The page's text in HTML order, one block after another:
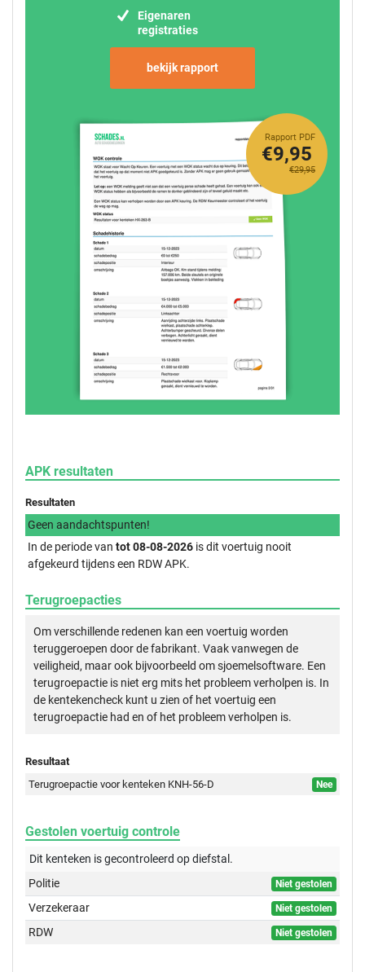
Eigenaren
registraties
bekijk rapport
Rapport PDF
€29,95
€9,95
APK resultaten
Resultaten
Geen aandachtspunten!
In de periode van tot 08-08-2026 is dit voertuig nooit
afgekeurd tijdens een RDW APK.
Terugroepacties
Om verschillende redenen kan een voertuig worden
teruggeroepen door de fabrikant. Vaak vanwegen de
veiligheid, maar ook bijvoorbeeld om sjoemelsoftware. Een
terugroepactie is niet erg mits het probleem verholpen is. In
de kentekencheck kunt u zien of het voertuig een
terugroepactie had en of het probleem verholpen is.
Resultaat
Terugroepactie voor kenteken KNH-56-D
Nee
Gestolen voertuig controle
Dit kenteken is gecontroleerd opdiefstal.
Politie
Niet gestolen
Verzekeraar Niet gestolen
RDW Niet gestolen